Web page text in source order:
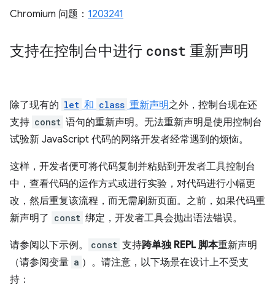
Chromium 问题： 1203241
支持在控制台中进行 const 重新声明
除了现有的 let 和 class 重新声明之外，控制台现在还
支持 const 语句的重新声明。无法重新声明是使用控制台
试验新 JavaScript 代码的网络开发者经常遇到的烦恼。
这样，开发者便可将代码复制并粘贴到开发者工具控制台
中，查看代码的运作方式或进行实验，对代码进行小幅更
改，然后重复该流程，而无需刷新页面。之前，如果代码重
新声明了 const 绑定，开发者工具会抛出语法错误。
请参阅以下示例。 const 支持跨单独 REPL 脚本重新声明
（请参阅变量 a ）。请注意，以下场景在设计上不受支
持：